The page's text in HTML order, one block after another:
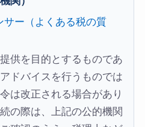
サー（よくある税の質
供を目的とするものであ
ドバイスを行うものでは
は改正される場合があり
の際は、上記の公的機関